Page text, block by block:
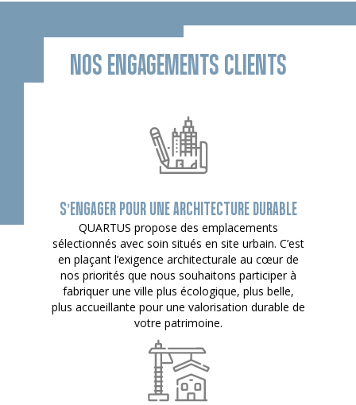
NOS ENGAGEMENTS CLIENTS
S’ENGAGER POUR UNE ARCHITECTURE DURABLE
QUARTUS propose des emplacements
sélectionnés avec soin situés en site urbain. C’est
en plaçant l’exigence architecturale au cœur de
nos priorités que nous souhaitons participer à
fabriquer une ville plus écologique, plus belle,
plus accueillante pour une valorisation durable de
votre patrimoine.